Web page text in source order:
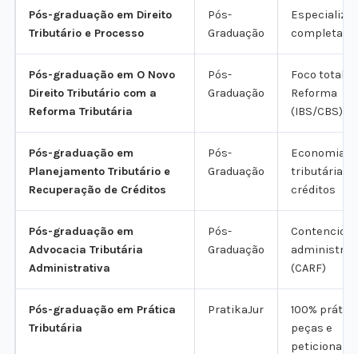
Pós-graduação em Direito
Tributário e Processo
Pós-
Graduação
completa
Pós-graduação em O Novo
Direito Tributário com a
Reforma Tributária
Pós-
Graduação
Foco total
Reforma
(IBS/CBS)
Pós-graduação em
Planejamento Tributário e
Recuperação de Créditos
Pós-
Graduação
Economia
tributária e
créditos
Pós-graduação em
Advocacia Tributária
Administrativa
Pós-
Graduação
Contencioso
(CARF)
Pós-graduação em Prática
Tributária
PratikaJur
100%
peças e